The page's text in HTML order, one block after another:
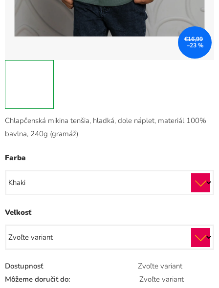
Chlapčenská mikina tenšia, hladká, dole náplet, materiál 100%
bavlna, 240g (gramáž)
Farba
Veľkosť
Dostupnosť
Zvoľte variant
Môžeme doručiť do:
Zvoľte variant
€16,99
–23 %